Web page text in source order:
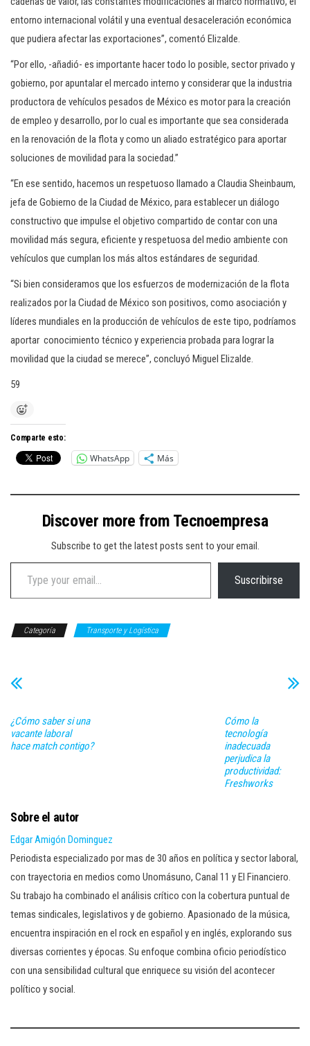
entorno internacional volátil y una eventual desaceleración económica
que pudiera afectar las exportaciones”, comentó Elizalde.
“Por ello, -añadió- es importante hacer todo lo posible, sector privado y
gobierno, por apuntalar el mercado interno y considerar que la industria
productora de vehículos pesados de México es motor para la creación
de empleo y desarrollo, por lo cual es importante que sea considerada
en la renovación de la flota y como un aliado estratégico para aportar
soluciones de movilidad para la sociedad.”
“En ese sentido, hacemos un respetuoso llamado a Claudia Sheinbaum,
jefa de Gobierno de la Ciudad de México, para establecer un diálogo
constructivo que impulse el objetivo compartido de contar con una
movilidad más segura, eficiente y respetuosa del medio ambiente con
vehículos que cumplan los más altos estándares de seguridad.
“Si bien consideramos que los esfuerzos de modernización de la flota
realizados por la Ciudad de México son positivos, como asociación y
líderes mundiales en la producción de vehículos de este tipo, podríamos
aportar conocimiento técnico y experiencia probada para lograr la
movilidad que la ciudad se merece”, concluyó Miguel Elizalde.
59
Comparte esto:
WhatsApp Más
Discover more from Tecnoempresa
Subscribe to get the latest posts sent to your email.
Type your email…
Suscribirse
Categoría Transporte y Logística
¿Cómo saber si una
vacante laboral
hace match contigo?
Cómo la
tecnología
inadecuada
perjudica la
productividad:
Freshworks
Sobre el autor
Edgar Amigón Dominguez
Periodista especializado por mas de 30 años en política y sector laboral,
con trayectoria en medios como Unomásuno, Canal 11 y El Financiero.
Su trabajo ha combinado el análisis crítico con la cobertura puntual de
temas sindicales, legislativos y de gobierno. Apasionado de la música,
encuentra inspiración en el rock en español y en inglés, explorando sus
diversas corrientes y épocas. Su enfoque combina oficio periodístico
con una sensibilidad cultural que enriquece su visión del acontecer
político y social.